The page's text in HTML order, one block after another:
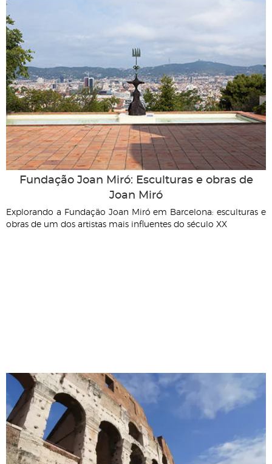
Fundação Joan Miró: Esculturas e obras de
Joan Miró
Explorando a Fundação Joan Miró em Barcelona: esculturas e
obras de um dos artistas mais influentes do século XX